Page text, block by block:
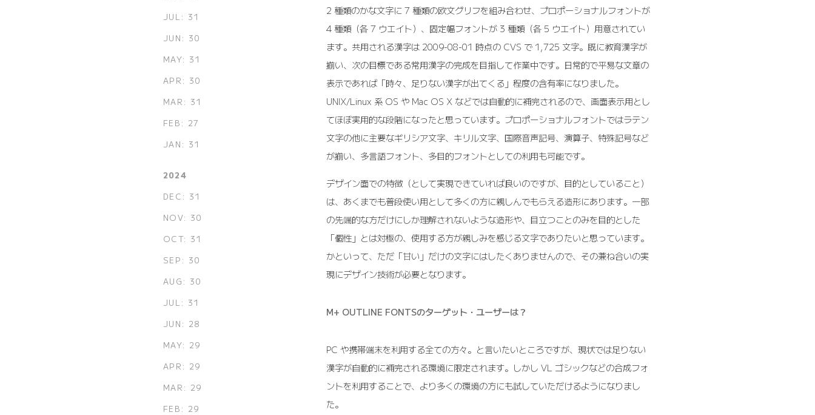
JUL: 31
JUN: 30
MAY: 31
APR: 30
MAR: 31
FEB: 27
JAN: 31
2024
DEC: 31
NOV: 30
OCT: 31
SEP: 30
AUG: 30
JUL: 31
JUN: 28
MAY: 29
APR: 29
MAR: 29
FEB: 29
2 種類のかな文字に 7 種類の欧文グリフを組み合わせ、プロポーショナルフォントが
4 種類（各 7 ウエイト）、固定幅フォントが 3 種類（各 5 ウエイト）用意されてい
ます。共用される漢字は 2009-08-01 時点の CVS で 1,725 文字。既に教育漢字が
揃い、次の目標である常用漢字の完成を目指して作業中です。日常的で平易な文章の
表示であれば「時々、足りない漢字が出てくる」程度の含有率になりました。
UNIX/Linux 系 OS や Mac OS X などでは自動的に補完されるので、画面表示用とし
てほぼ実用的な段階になったと思っています。プロポーショナルフォントではラテン
文字の他に主要なギリシア文字、キリル文字、国際音声記号、演算子、特殊記号など
が揃い、多言語フォント、多目的フォントとしての利用も可能です。
デザイン面での特徴（として実現できていれば良いのですが、目的としていること）
は、あくまでも普段使い用として多くの方に親しんでもらえる造形にあります。一部
の先端的な方だけにしか理解されないような造形や、目立つことのみを目的とした
「個性」とは対極の、使用する方が親しみを感じる文字でありたいと思っています。
かといって、ただ「甘い」だけの文字にはしたくありませんので、その兼ね合いの実
現にデザイン技術が必要となります。
M+ OUTLINE FONTSのターゲット・ユーザーは？
PC や携帯端末を利用する全ての方々。と言いたいところですが、現状では足りない
漢字が自動的に補完される環境に限定されます。しかし VL ゴシックなどの合成フォ
ントを利用することで、より多くの環境の方にも試していただけるようになりまし
た。